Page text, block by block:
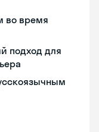
во время
подход для